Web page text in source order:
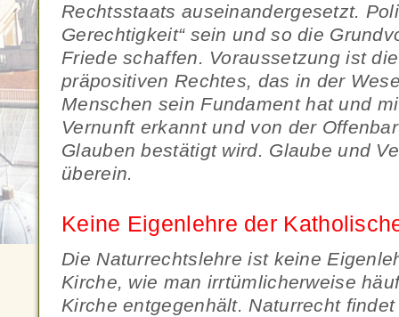
Rechtsstaats auseinandergesetzt.
Gerechtigkeit“ sein und so die
Friede schaffen. Voraussetzung ist
präpositiven Rechtes, das in der
Menschen sein Fundament hat und
Vernunft erkannt und von der
Glauben bestätigt wird. Glaube und
überein.
Keine Eigenlehre der
Die Naturrechtslehre ist keine
Kirche, wie man irrtümlicherweise
Kirche entgegenhält. Naturrecht